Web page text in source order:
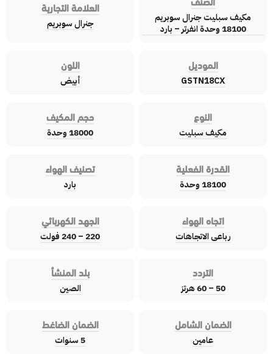
مكيف سبليت جنرال سوبريم
18100 وحدة انفرتر – بارد
العلامة التجارية
جنرال سوبريم
الموديل
GSTN18CX
اللون
أبيض
النوع
مكيف سبليت
حجم المكيف
18000 وحدة
القدرة الفعلية
18100 وحدة
تصنيف الهواء
بارد
اتجاه الهواء
رباعى الاتجاهات
الجهد الكهربائي
220 – 240 فولت
التردد
50 – 60 هرتز
بلد المنشأ
الصين
الضمان الشامل
عامين
الضمان الضاغط
5 سنوات